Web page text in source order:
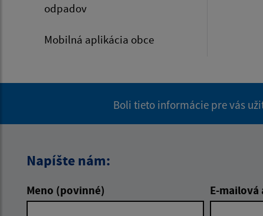
odpadov
Mobilná aplikácia obce
Boli tieto informácie pre vás
Napíšte nám:
Meno (povinné) E-mailová